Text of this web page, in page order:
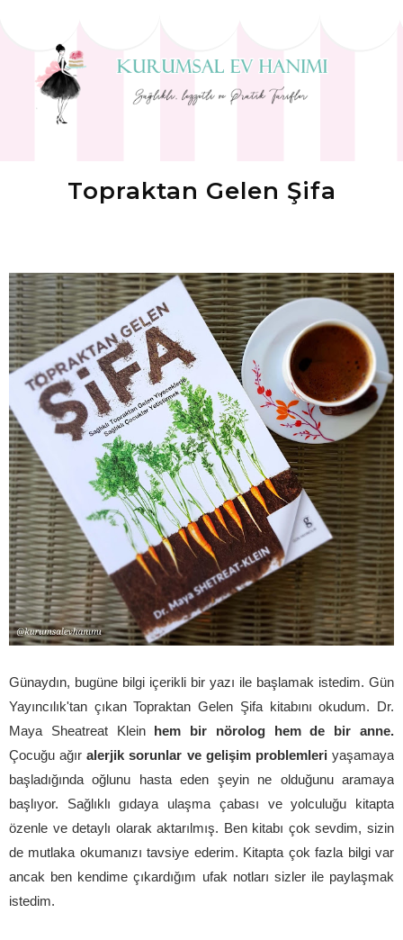
Topraktan Gelen Şifa
Günaydın, bugüne bilgi içerikli bir yazı ile başlamak istedim. Gün
Yayıncılık'tan çıkan Topraktan Gelen Şifa kitabını okudum. Dr.
Maya Sheatreat Klein hem bir nörolog hem de bir anne.
Çocuğu ağır alerjik sorunlar ve gelişim problemleriyaşamaya
başladığında oğlunu hasta eden şeyin ne olduğunu aramaya
başlıyor. Sağlıklı gıdaya ulaşma çabası ve yolculuğu kitapta
özenle ve detaylı olarak aktarılmış. Ben kitabı çok sevdim, sizin
de mutlaka okumanızı tavsiye ederim. Kitapta çok fazla bilgi var
ancak ben kendime çıkardığım ufak notları sizler ile paylaşmak
istedim.